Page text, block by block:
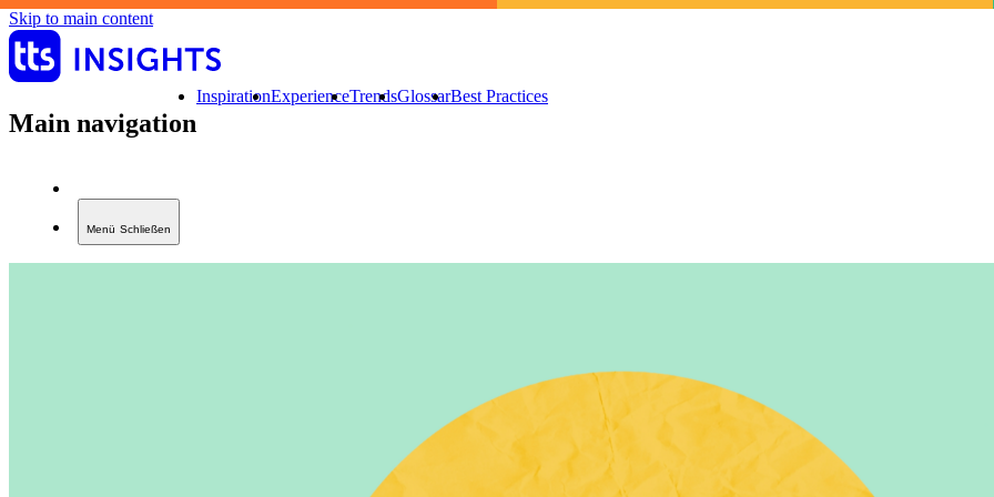
Skip to main content
Main navigation
InspirationExperienceTrendsGlossarBest Practices
Menü Schließen